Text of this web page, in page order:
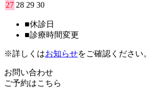
27 28 29 30
■休診日
■診療時間変更
※詳しくはお知らせをご確認ください。
お問い合わせ
ご予約はこちら